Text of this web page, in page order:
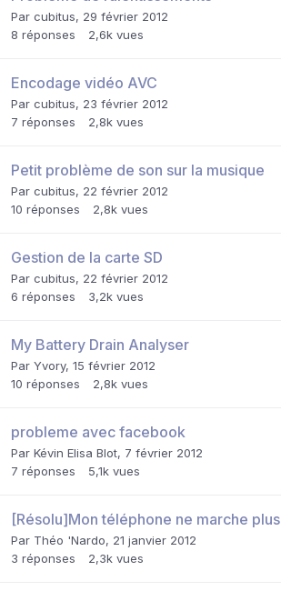
Par cubitus, 29 février 2012
8 réponses 2,6k vues
Encodage vidéo AVC
Par cubitus, 23 février 2012
7 réponses 2,8k vues
Petit problème de son sur la musique
Par cubitus, 22 février 2012
10 réponses 2,8k vues
Gestion de la carte SD
Par cubitus, 22 février 2012
6 réponses 3,2k vues
My Battery Drain Analyser
Par Yvory, 15 février 2012
10 réponses 2,8k vues
probleme avec facebook
Par Kévin Elisa Blot, 7 février 2012
7 réponses 5,1k vues
[Résolu]Mon téléphone ne marche plus
Par Théo 'Nardo, 21 janvier 2012
3 réponses 2,3k vues